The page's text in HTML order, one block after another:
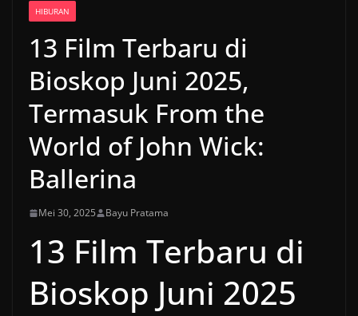
HIBURAN
13 Film Terbaru di
Bioskop Juni 2025,
Termasuk From the
World of John Wick:
Ballerina
Mei 30, 2025 Bayu Pratama
13 Film Terbaru di
Bioskop Juni 2025